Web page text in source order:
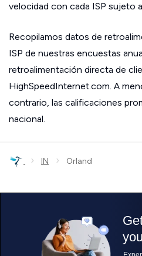
velocidad con cada ISP sujeto
Recopilamos datos de
ISP de nuestras encuestas
retroalimentación directa de
HighSpeedInternet.com. A
contrario, las calificaciones
nacional.
› IN › Orland